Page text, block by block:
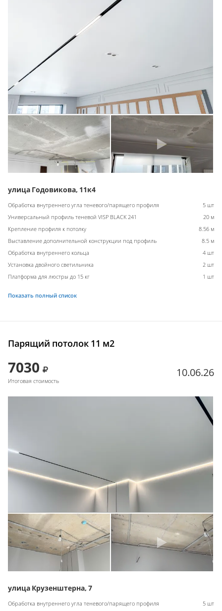
улица Годовикова, 11к4
Обработка внутреннего угла теневого/парящего профиля
5 шт
Универсальный профиль теневой VISP BLACK 241
20 м
Крепление профиля к потолку
8.56 м
Выставление дополнительной конструкции под профиль
8.5 м
Обработка внутреннего кольца
4 шт
Установка двойного светильника
2 шт
Платформа для люстры до 15 кг
1 шт
Показать полный список
Парящий потолок 11 м2
7030
Итоговая стоимость
10.06.26
улица Крузенштерна, 7
Обработка внутреннего угла теневого/парящего профиля
5 шт